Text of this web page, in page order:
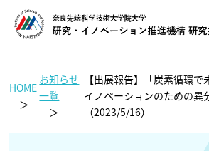
HOME
お知らせ
一覧
【出展報告】「炭素循環
イノベーションのための異
（2023/5/16）